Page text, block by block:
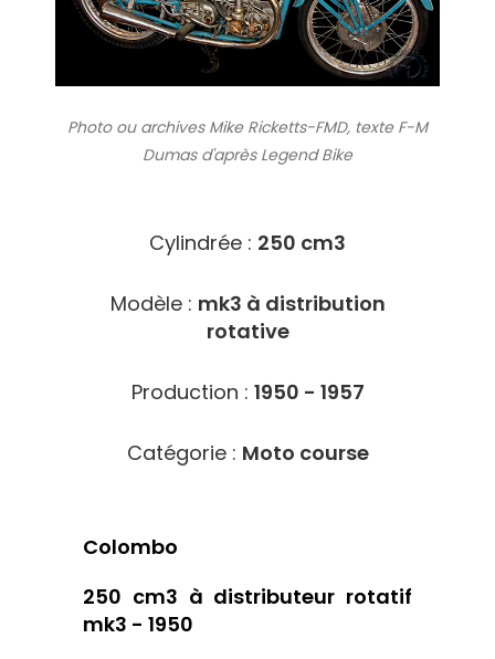
Photo ou archivesMike Ricketts-FMD, texte F-M
Dumas d'après Legend Bike
Cylindrée : 250 cm3
Modèle : mk3 à distribution
rotative
Production : 1950 - 1957
Catégorie : Moto course
Colombo
250 cm3 à distributeur rotatif
mk3 - 1950